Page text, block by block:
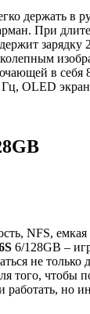
держать в
При
зарядку
в себя
OLED
NFS, емкая
6/128GB –
не только
того, чтобы
работать, но